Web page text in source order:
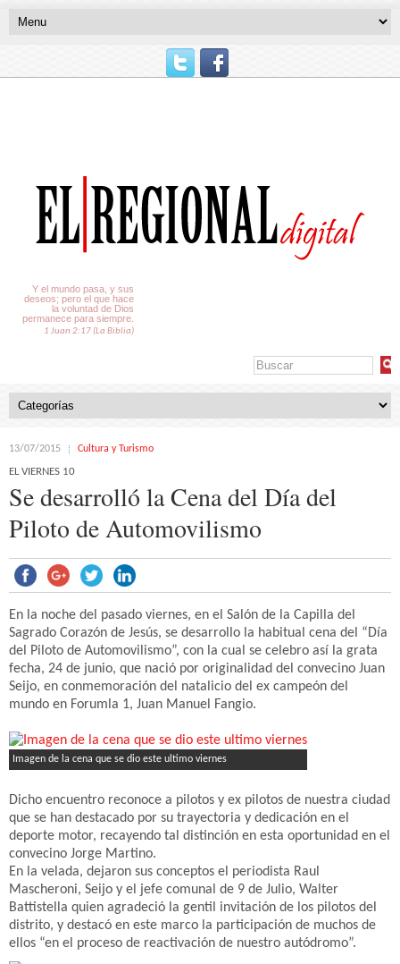
Y el mundo pasa, y sus
deseos; pero el que hace
la voluntad de Dios
permanece para siempre.
1 Juan 2:17 (La Biblia)
13/07/2015 Cultura y Turismo
EL VIERNES 10
Se desarrolló la Cena del Día del
Piloto de Automovilismo
En la noche del pasado viernes, en el Salón de la Capilla del
Sagrado Corazón de Jesús, se desarrollo la habitual cena del “Día
del Piloto de Automovilismo”, con la cual se celebro así la grata
fecha, 24 de junio, que nació por originalidad del convecino Juan
Seijo, en conmemoración del natalicio del ex campeón del
mundo en Forumla 1, Juan Manuel Fangio.
Imagen de la cena que se dio este ultimo viernes
Dicho encuentro reconoce a pilotos y ex pilotos de nuestra ciudad
que se han destacado por su trayectoria y dedicación en el
deporte motor, recayendo tal distinción en esta oportunidad en el
convecino Jorge Martino.
En la velada, dejaron sus conceptos el periodista Raul
Mascheroni, Seijo y el jefe comunal de 9 de Julio, Walter
Battistella quien agradeció la gentil invitación de los pilotos del
distrito, y destacó en este marco la participación de muchos de
ellos “en el proceso de reactivación de nuestro autódromo”.